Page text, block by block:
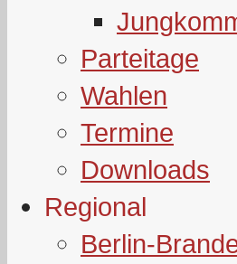
Parteitage
Wahlen
Termine
Downloads
Regional
Berlin-